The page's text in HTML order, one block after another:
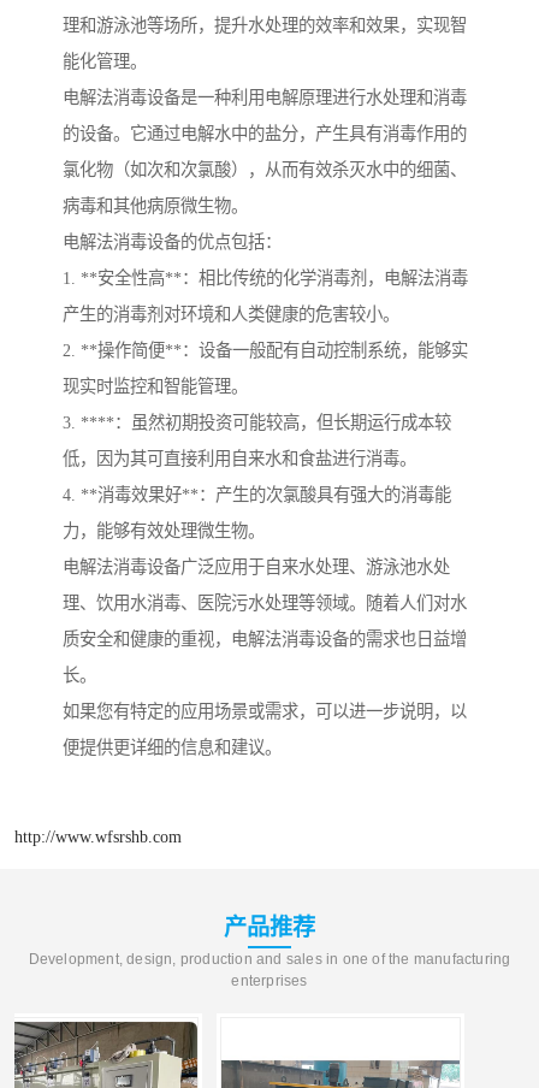
理和游泳池等场所，提升水处理的效率和效果，实现智
能化管理。
电解法消毒设备是一种利用电解原理进行水处理和消毒
的设备。它通过电解水中的盐分，产生具有消毒作用的
氯化物（如次和次氯酸），从而有效杀灭水中的细菌、
病毒和其他病原微生物。
电解法消毒设备的优点包括：
1. **安全性高**：相比传统的化学消毒剂，电解法消毒
产生的消毒剂对环境和人类健康的危害较小。
2. **操作简便**：设备一般配有自动控制系统，能够实
现实时监控和智能管理。
3. ****：虽然初期投资可能较高，但长期运行成本较
低，因为其可直接利用自来水和食盐进行消毒。
4. **消毒效果好**：产生的次氯酸具有强大的消毒能
力，能够有效处理微生物。
电解法消毒设备广泛应用于自来水处理、游泳池水处
理、饮用水消毒、医院污水处理等领域。随着人们对水
质安全和健康的重视，电解法消毒设备的需求也日益增
长。
如果您有特定的应用场景或需求，可以进一步说明，以
便提供更详细的信息和建议。
http://www.wfsrshb.com
产品推荐
Development, design, production and sales in one of the manufacturing
enterprises